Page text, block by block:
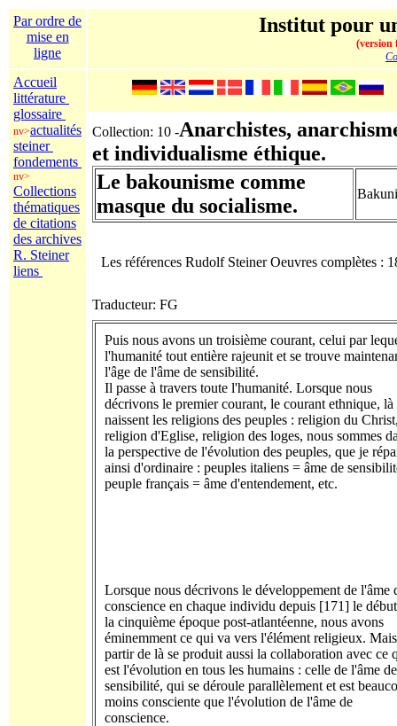
Par ordre de
mise en
ligne
Institut pour
(version
Accueil
littérature
glossaire
nv>actualités
steiner
fondements
nv>
Collections
thématiques
de citations
des archives
R. Steiner
liens
Collection: 10 -Anarchistes,
et individualisme éthique.
Le bakounisme comme
masque du socialisme.
Les références Rudolf Steiner Oeuvres complètes :
Traducteur: FG
Puis nous avons un troisième courant, celui par
l'humanité tout entière rajeunit et se trouve
l'âge de l'âme de sensibilité.
Il passe à travers toute l'humanité. Lorsque nous
décrivons le premier courant, le courant ethnique, là
naissent les religions des peuples : religion du
religion d'Eglise, religion des loges, nous sommes
la perspective de l'évolution des peuples, que je
ainsi d'ordinaire : peuples italiens = âme de
peuple français = âme d'entendement, etc.
Lorsque nous décrivons le développement de l'âme
conscience en chaque individu depuis [171] le
la cinquième époque post-atlantéenne, nous avons
éminemment ce qui va vers l'élément religieux.
partir de là se produit aussi la collaboration avec ce
est l'évolution en tous les humains : celle de l'âme de
sensibilité, qui se déroule parallèlement et est
moins consciente que l'évolution de l'âme de
conscience.